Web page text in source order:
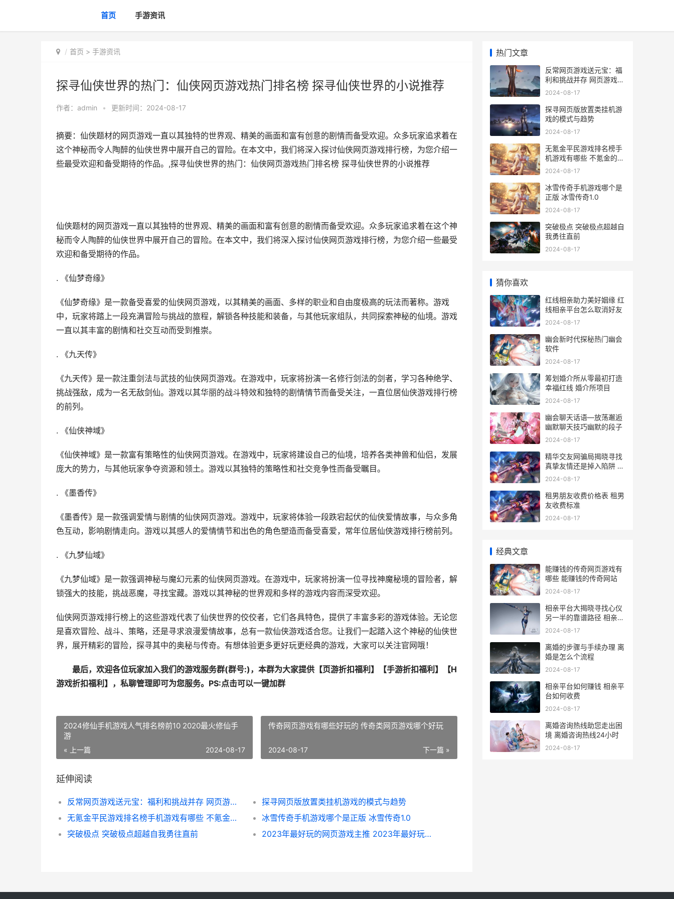
首页 手游资讯
首页 > 手游资讯
探寻仙侠世界的热门：仙侠网页游戏热门排名榜 探寻仙侠世界的小说推荐
作者： admin • 更新时间：2024-08-17
摘要：仙侠题材的网页游戏一直以其独特的世界观、精美的画面和富有创意的剧情而备受欢迎。众多玩家追求着在
这个神秘而令人陶醉的仙侠世界中展开自己的冒险。在本文中，我们将深入探讨仙侠网页游戏排行榜，为您介绍一
些最受欢迎和备受期待的作品。,探寻仙侠世界的热门：仙侠网页游戏热门排名榜 探寻仙侠世界的小说推荐
仙侠题材的网页游戏一直以其独特的世界观、精美的画面和富有创意的剧情而备受欢迎。众多玩家追求着在这个神
秘而令人陶醉的仙侠世界中展开自己的冒险。在本文中，我们将深入探讨仙侠网页游戏排行榜，为您介绍一些最受
欢迎和备受期待的作品。
. 《仙梦奇缘》
《仙梦奇缘》是一款备受喜爱的仙侠网页游戏，以其精美的画面、多样的职业和自由度极高的玩法而著称。游戏
中，玩家将踏上一段充满冒险与挑战的旅程，解锁各种技能和装备，与其他玩家组队，共同探索神秘的仙境。游戏
一直以其丰富的剧情和社交互动而受到推崇。
. 《九天传》
《九天传》是一款注重剑法与武技的仙侠网页游戏。在游戏中，玩家将扮演一名修行剑法的剑者，学习各种绝学、
挑战强敌，成为一名无敌剑仙。游戏以其华丽的战斗特效和独特的剧情情节而备受关注，一直位居仙侠游戏排行榜
的前列。
. 《仙侠神域》
《仙侠神域》是一款富有策略性的仙侠网页游戏。在游戏中，玩家将建设自己的仙境，培养各类神兽和仙侣，发展
庞大的势力，与其他玩家争夺资源和领土。游戏以其独特的策略性和社交竞争性而备受瞩目。
. 《墨香传》
《墨香传》是一款强调爱情与剧情的仙侠网页游戏。游戏中，玩家将体验一段跌宕起伏的仙侠爱情故事，与众多角
色互动，影响剧情走向。游戏以其感人的爱情情节和出色的角色塑造而备受喜爱，常年位居仙侠游戏排行榜前列。
. 《九梦仙域》
《九梦仙域》是一款强调神秘与魔幻元素的仙侠网页游戏。在游戏中，玩家将扮演一位寻找神魔秘境的冒险者，解
锁强大的技能，挑战恶魔，寻找宝藏。游戏以其神秘的世界观和多样的游戏内容而深受欢迎。
仙侠网页游戏排行榜上的这些游戏代表了仙侠世界的佼佼者，它们各具特色，提供了丰富多彩的游戏体验。无论您
是喜欢冒险、战斗、策略，还是寻求浪漫爱情故事，总有一款仙侠游戏适合您。让我们一起踏入这个神秘的仙侠世
界，展开精彩的冒险，探寻其中的奥秘与传奇。 有想体验更多更好玩更经典的游戏，大家可以关注官网哦！
最后，欢迎各位玩家加入我们的游戏服务群(群号:)，本群为大家提供【页游折扣福利 】【手游折扣福利 】【H
游戏折扣福利 】，私聊管理即可为您服务。 PS:点击可以一键加群
2024修仙手机游戏人气排名榜前10 2020最火修仙手
游
« 上一篇 2024-08-17
传奇网页游戏有哪些好玩的 传奇类网页游戏哪个好玩
下一篇 »
2024-08-17
延伸阅读
反常网页游戏送元宝：福利和挑战并存 网页游戏返利网
探寻网页版放置类挂机游戏的模式与趋势
无氪金平民游戏排名榜手机游戏有哪些 不氪金的好玩游戏
冰雪传奇手机游戏哪个是正版 冰雪传奇1.0
突破极点 突破极点超越自我勇往直前
2023年最好玩的网页游戏主推 2023年最好玩的网游
热门文章
反常网页游戏送元宝：福
利和挑战并存 网页游戏返
利网
2024-08-17
探寻网页版放置类挂机游
戏的模式与趋势
2024-08-17
无氪金平民游戏排名榜手
机游戏有哪些 不氪金的好
玩游戏
2024-08-17
冰雪传奇手机游戏哪个是
正版 冰雪传奇1.0
2024-08-17
突破极点 突破极点超越自
我勇往直前
2024-08-17
猜你喜欢
红线相亲助力美好姻缘 红
线相亲平台怎么取消好友
2024-08-17
幽会新时代探秘热门幽会
软件
2024-08-17
筹划婚介所从零最初打造
幸福红线 婚介所项目
2024-08-17
幽会聊天话语—放荡邂逅
幽默聊天技巧幽默的段子
2024-08-17
精华交友网骗局揭晓寻找
真挚友情还是掉入陷阱 精
华交友网骗局曝光
2024-08-17
租男朋友收费价格表 租男
友收费标准
2024-08-17
经典文章
能赚钱的传奇网页游戏有
哪些 能赚钱的传奇网站
2024-08-17
相亲平台大揭晓寻找心仪
另一半的靠谱路径 相亲平
台都有哪些
2024-08-17
离婚的步骤与手续办理 离
婚是怎么个流程
2024-08-17
相亲平台如何赚钱 相亲平
台如何收费
2024-08-17
离婚咨询热线助您走出困
境 离婚咨询热线24小时
2024-08-17